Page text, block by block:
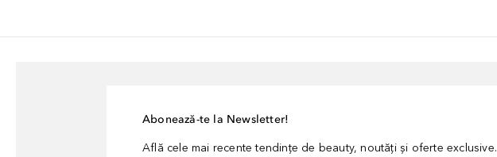
Abonează-te la Newsletter!
Află cele mai recente tendințe de beauty, noutăți și oferte exclusive.